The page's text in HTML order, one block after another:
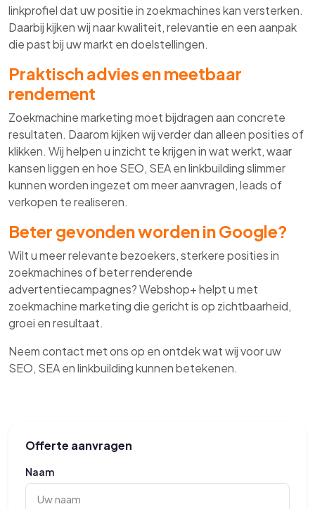
linkprofiel dat uw positie in zoekmachines kan versterken.
Daarbij kijken wij naar kwaliteit, relevantie en een aanpak
die past bij uw markt en doelstellingen.
Praktisch advies en meetbaar
rendement
Zoekmachine marketing moet bijdragen aan concrete
resultaten. Daarom kijken wij verder dan alleen posities of
klikken. Wij helpen u inzicht te krijgen in wat werkt, waar
kansen liggen en hoe SEO, SEA en linkbuilding slimmer
kunnen worden ingezet om meer aanvragen, leads of
verkopen te realiseren.
Beter gevonden worden in Google?
Wilt u meer relevante bezoekers, sterkere posities in
zoekmachines of beter renderende
advertentiecampagnes? Webshop+ helpt u met
zoekmachine marketing die gericht is op zichtbaarheid,
groei en resultaat.
Neem contact met ons op en ontdek wat wij voor uw
SEO, SEA en linkbuilding kunnen betekenen.
Offerte aanvragen
Naam